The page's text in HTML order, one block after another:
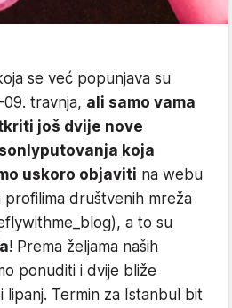
se već popunjava su
travnja, ali samo vama
još dvije nove
koja
uskoro objaviti na webu
profilima društvenih mreža
a to su
! Prema željama naših
ponuditi i dvije bliže
lipanj. Termin za Istanbul bit